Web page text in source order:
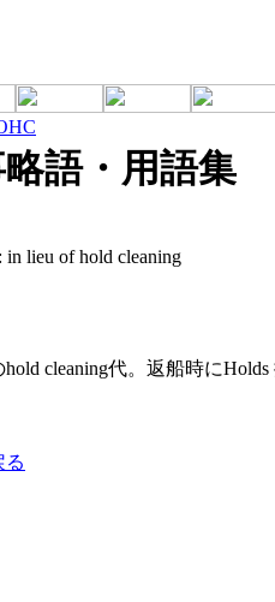
語・用語集
in lieu of hold cleaning
cleaning代。返船時に
る